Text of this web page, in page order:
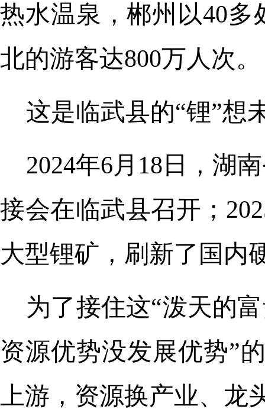
热水温泉，郴州以40
北的游客达800万人次。
这是临武县的“锂”
2024年6月18日，湖
接会在临武县召开；
大型锂矿，刷新了国内
为了接住这“泼天的
资源优势没发展优势”
上游，资源换产业、